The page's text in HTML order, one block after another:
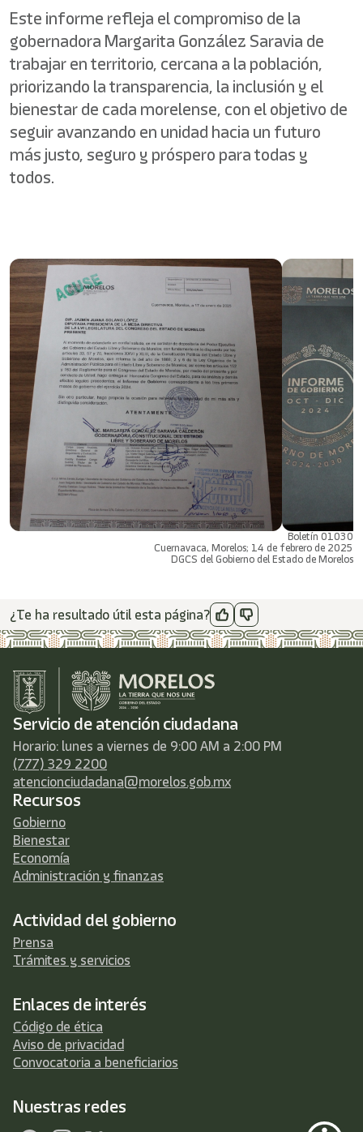
Este informe refleja el compromiso de la
gobernadora Margarita González Saravia de
trabajar en territorio, cercana a la población,
priorizando la transparencia, la inclusión y el
bienestar de cada morelense, con el objetivo de
seguir avanzando en unidad hacia un futuro
más justo, seguro y próspero para todas y
todos.
Boletín 01030
Cuernavaca, Morelos; 14 de febrero de 2025
DGCS del Gobierno del Estado de Morelos
¿Te ha resultado útil esta página?
Servicio de atención ciudadana
Horario: lunes a viernes de 9:00 AM a 2:00 PM
(777) 329 2200
atencionciudadana@morelos.gob.mx
Recursos
Gobierno
Bienestar
Economía
Administración y finanzas
Actividad del gobierno
Prensa
Trámites y servicios
Enlaces de interés
Código de ética
Aviso de privacidad
Convocatoria a beneficiarios
Nuestras redes